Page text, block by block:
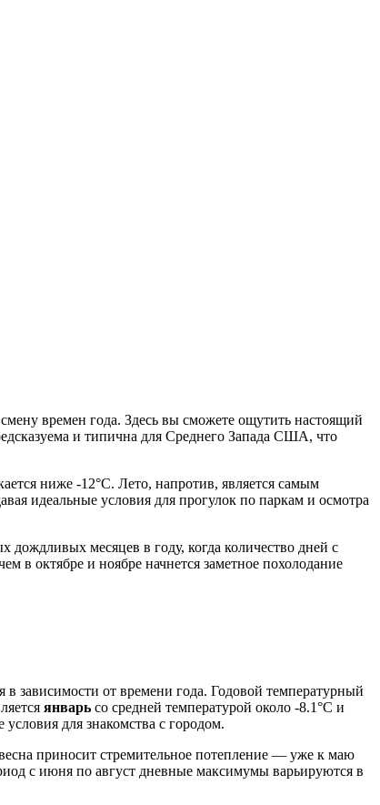
времен года. Здесь вы сможете ощутить настоящий
и типична для Среднего Запада США, что
ниже -12°C. Лето, напротив, является самым
идеальные условия для прогулок по паркам и осмотра
месяцев в году, когда количество дней с
в октябре и ноябре начнется заметное похолодание
зависимости от времени года. Годовой температурный
январь со средней температурой около -8.1°C и
условия для знакомства с городом.
приносит стремительное потепление — уже к маю
с июня по август дневные максимумы варьируются в